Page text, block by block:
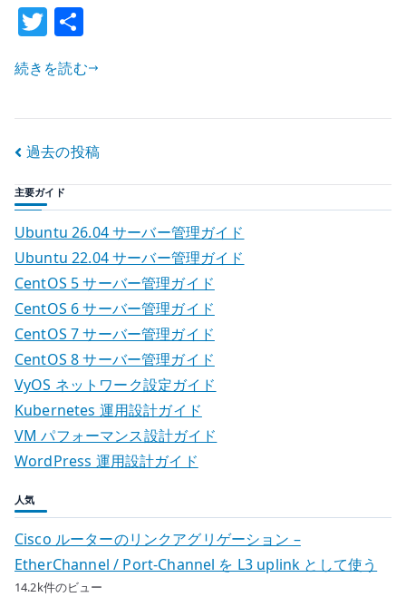
基
本
設
と
変
数
を
管
す
る
へ
の
T
w
it
te
r
続きを読む
投
稿
ナ
ビ
ゲ
ー
シ
ョ
ン
過去の投稿
主要ガイド
Ubuntu 26.04 サーバー管理ガイド
Ubuntu 22.04 サーバー管理ガイド
CentOS 5 サーバー管理ガイド
CentOS 6 サーバー管理ガイド
CentOS 7 サーバー管理ガイド
CentOS 8 サーバー管理ガイド
VyOS ネットワーク設定ガイド
Kubernetes 運用設計ガイド
VM パフォーマンス設計ガイド
WordPress 運用設計ガイド
人気
Cisco ルーターのリンクアグリゲーション –
EtherChannel / Port-Channel を L3 uplink として使う
14.2k件のビュー